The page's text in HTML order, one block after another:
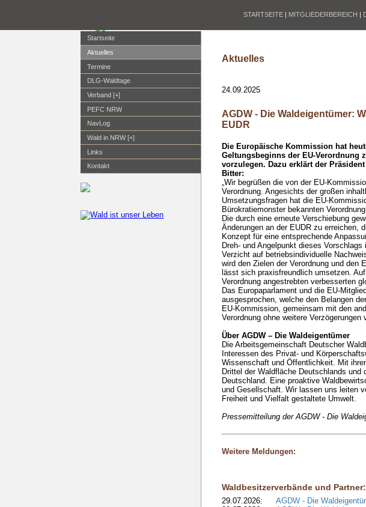
STARTSEITE | MITGLIEDERBEREICH |
Startseite
Aktuelles
Termine
DLG-Waldtage
Verband [+]
PEFC NRW
NavLog
Wald in NRW [+]
Links
Kontakt
Aktuelles
24.09.2025
AGDW - Die Waldeigentümer:
EUDR
Die Europäische Kommission hat
Geltungsbeginns der EU-Verordnung
vorzulegen. Dazu erklärt der
Bitter:
„Wir begrüßen die von der EU-
Verordnung. Angesichts der großen
Umsetzungsfragen hat die EU-
Bürokratiemonster bekannten Verordnung
Die durch eine erneute Verschiebung
Änderungen an der EUDR zu erreichen,
Konzept für eine entsprechende
Dreh- und Angelpunkt dieses
Verzicht auf betriebsindividuelle
wird den Zielen der Verordnung und den
lässt sich praxisfreundlich umsetzen.
Verordnung angestrebten verbesserten
Das Europaparlament und die EU-
ausgesprochen, welche den Belangen
EU-Kommission, gemeinsam mit den
Verordnung ohne weitere Verzögerungen
Über AGDW – Die Waldeigentümer
Die Arbeitsgemeinschaft Deutscher
Interessen des Privat- und
Wissenschaft und Öffentlichkeit. Mit
Drittel der Waldfläche Deutschlands und
Deutschland. Eine proaktive
und Gesellschaft. Wir lassen uns leiten
Freiheit und Vielfalt gestaltete Umwelt.
Pressemitteilung der AGDW - Die
Weitere Meldungen:
Waldbesitzerverbände und Partner:
29.07.2026:
AGDW - Die